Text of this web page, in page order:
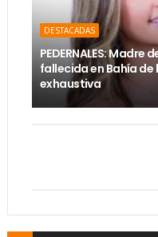
DESTACADAS
PEDERNALES:
fallecida en Bahía
exhaustiva